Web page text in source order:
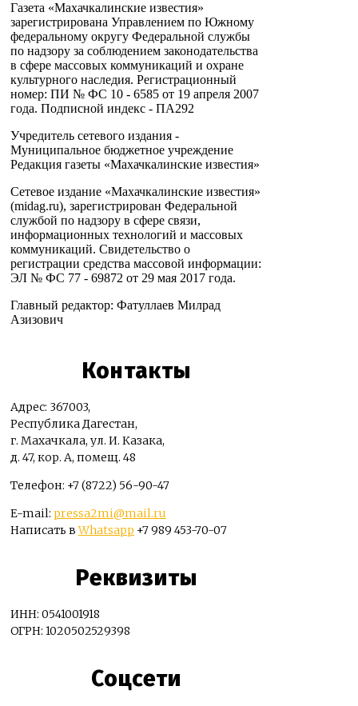
Газета «Махачкалинские известия»
зарегистрирована Управлением по Южному
федеральному округу Федеральной службы
по надзору за соблюдением законодательства
в сфере массовых коммуникаций и охране
культурного наследия. Регистрационный
номер: ПИ № ФС 10 - 6585 от 19 апреля 2007
года. Подписной индекс - ПА292
Учредитель сетевого издания -
Муниципальное бюджетное учреждение
Редакция газеты «Махачкалинские известия»
Сетевое издание «Махачкалинские известия»
(midag.ru), зарегистрирован Федеральной
службой по надзору в сфере связи,
информационных технологий и массовых
коммуникаций. Свидетельство о
регистрации средства массовой информации:
ЭЛ № ФС 77 - 69872 от 29 мая 2017 года.
Главный редактор: Фатуллаев Милрад
Азизович
Контакты
Адрес: 367003,
Республика Дагестан,
г. Махачкала, ул. И. Казака,
д. 47, кор. А, помещ. 48
Телефон: +7 (8722) 56-90-47
E-mail: pressa2mi@mail.ru
Написать вWhatsapp +7 989 453-70-07
Реквизиты
ИНН: 0541001918
ОГРН: 1020502529398
Соцсети